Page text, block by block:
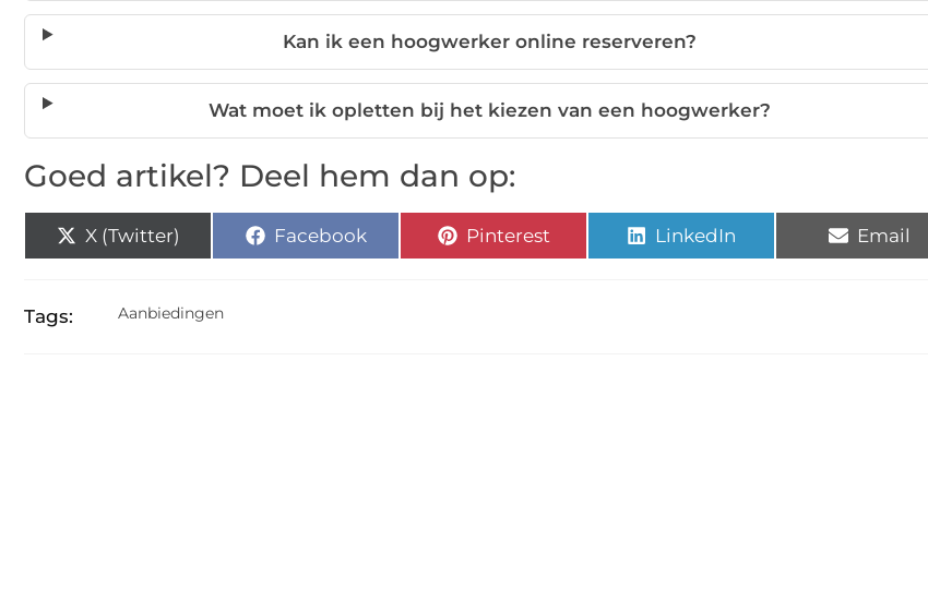
Kan ik een hoogwerker online reserveren?
Wat moet ik opletten bij het kiezen van een hoogwerker?
Goed artikel? Deel hem dan op:
X (Twitter) Facebook Pinterest LinkedIn Email
Tags: Aanbiedingen